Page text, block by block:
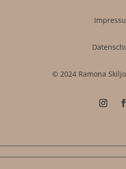
© 2024 Ramona